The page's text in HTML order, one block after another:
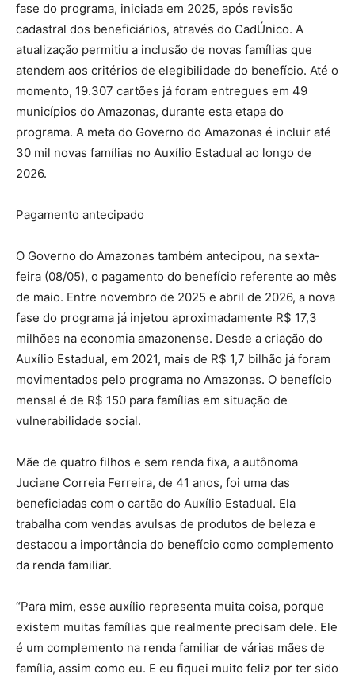
fase do programa, iniciada em 2025, após revisão
cadastral dos beneficiários, através do CadÚnico. A
atualização permitiu a inclusão de novas famílias que
atendem aos critérios de elegibilidade do benefício. Até o
momento, 19.307 cartões já foram entregues em 49
municípios do Amazonas, durante esta etapa do
programa. A meta do Governo do Amazonas é incluir até
30 mil novas famílias no Auxílio Estadual ao longo de
2026.
Pagamento antecipado
O Governo do Amazonas também antecipou, na sexta-
feira (08/05), o pagamento do benefício referente ao mês
de maio. Entre novembro de 2025 e abril de 2026, a nova
fase do programa já injetou aproximadamente R$ 17,3
milhões na economia amazonense. Desde a criação do
Auxílio Estadual, em 2021, mais de R$ 1,7 bilhão já foram
movimentados pelo programa no Amazonas. O benefício
mensal é de R$ 150 para famílias em situação de
vulnerabilidade social.
Mãe de quatro filhos e sem renda fixa, a autônoma
Juciane Correia Ferreira, de 41 anos, foi uma das
beneficiadas com o cartão do Auxílio Estadual. Ela
trabalha com vendas avulsas de produtos de beleza e
destacou a importância do benefício como complemento
da renda familiar.
“Para mim, esse auxílio representa muita coisa, porque
existem muitas famílias que realmente precisam dele. Ele
é um complemento na renda familiar de várias mães de
família, assim como eu. E eu fiquei muito feliz por ter sido